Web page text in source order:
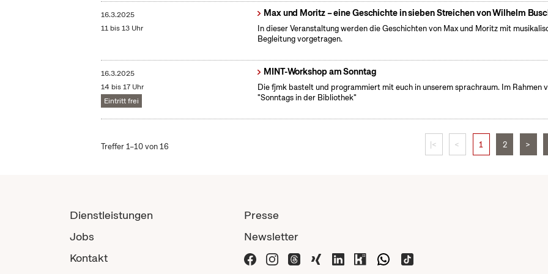
16.3.2025
11 bis 13 Uhr
Max und Moritz – eine Geschichte in sieben Streichen von Wilhelm
In dieser Veranstaltung werden die Geschichten von Max und Moritz mit
Begleitung vorgetragen.
16.3.2025
14 bis 17 Uhr
Eintritt frei
MINT-Workshop am Sonntag
Die fjmk bastelt und programmiert mit euch in unserem sprachraum. Im Rahmen
"Sonntags in der Bibliothek"
Treffer 1–10 von 16 |< < 1 2 >
Dienstleistungen
Jobs
Kontakt
Presse
Newsletter